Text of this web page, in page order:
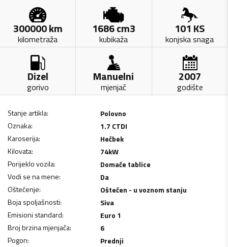
300000km
kilometraža
1686cm3
kubikaža
101 KS
konjska snaga
Dizel
gorivo
Manuelni
mjenjač
2007
godište
Stanje artikla:
Polovno
Oznaka:
1.7 CTDI
Karoserija:
Hečbek
Kilovata: 74kW
Porijeklo vozila:
Domaće tablice
Vodi se na mene:
Da
Oštećenje:
Oštećen - u voznom stanju
Boja spoljašnosti:
Siva
Emisioni standard:
Euro 1
Broj brzina mjenjača:
6
Pogon:
Prednji